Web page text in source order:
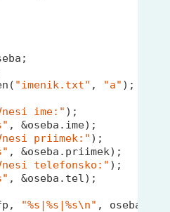
"imenik.txt" , "a" );
ime:" );
, &oseba.ime);
priimek:" );
, &oseba.priimek);
telefonsko:" );
, &oseba.tel);
"%s|%s|%s\n" ,